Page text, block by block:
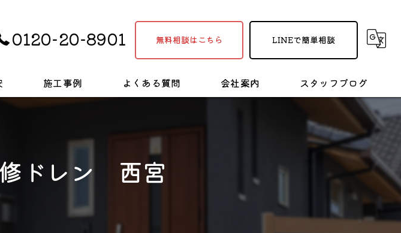
0120-20-8901 無料相談はこちら LINEで簡単相談
施工事例 よくある質問 会社案内 スタッフブログ
塗装・リフォームの豆知識
ドレン 西宮